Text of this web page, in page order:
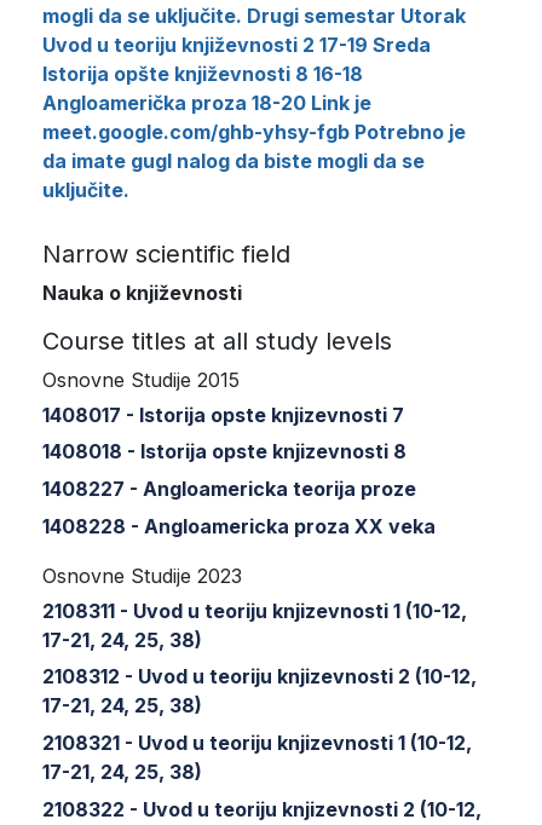
mogli da se uključite. Drugi semestar Utorak
Uvod u teoriju književnosti 2 17-19 Sreda
Istorija opšte književnosti 8 16-18
Angloamerička proza 18-20 Link je
meet.google.com/ghb-yhsy-fgb Potrebno je
da imate gugl nalog da biste mogli da se
uključite.
Narrow scientific field
Nauka o književnosti
Course titles at all study levels
Osnovne Studije 2015
1408017 - Istorija opste knjizevnosti 7
1408018 - Istorija opste knjizevnosti 8
1408227 - Angloamericka teorija proze
1408228 - Angloamericka proza XX veka
Osnovne Studije 2023
2108311 - Uvod u teoriju knjizevnosti 1 (10-12,
17-21, 24, 25, 38)
2108312 - Uvod u teoriju knjizevnosti 2 (10-12,
17-21, 24, 25, 38)
2108321 - Uvod u teoriju knjizevnosti 1 (10-12,
17-21, 24, 25, 38)
2108322 - Uvod u teoriju knjizevnosti 2 (10-12,